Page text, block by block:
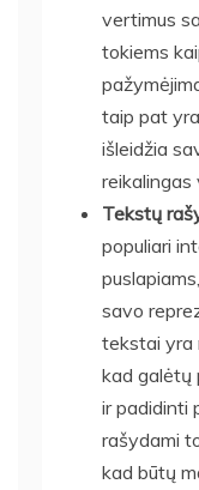
vertimus
tokiems
taip pat
išleidžia
reikalingas
Tekstų
populiari
savo
tekstai yra
kad galėtų
ir padidinti
rašydami
kad būtų